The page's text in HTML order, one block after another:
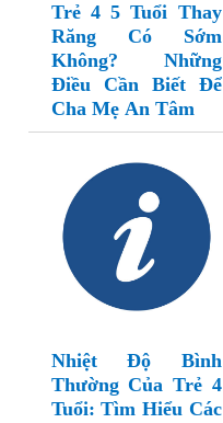
Trẻ 4 5 Tuổi Thay
Răng Có Sớm
Không? Những
Điều Cần Biết Để
Cha Mẹ An Tâm
Nhiệt Độ Bình
Thường Của Trẻ 4
Tuổi: Tìm Hiểu Các